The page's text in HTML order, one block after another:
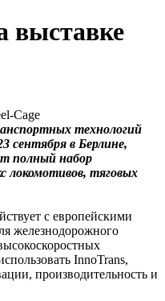
выставке
технологий
сентября в Берлине,
полный набор
локомотивов, тяговых
с европейскими
железнодорожного
InnoTrans,
производительность и